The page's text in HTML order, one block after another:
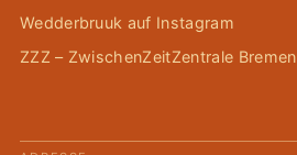
Wedderbruuk auf Instagram
ZZZ – ZwischenZeitZentrale Bremen